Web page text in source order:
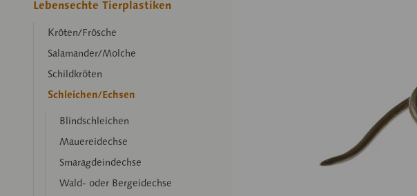
Lebensechte Tierplastiken
Kröten/Frösche
Salamander/Molche
Schildkröten
Schleichen/Echsen
Blindschleichen
Mauereidechse
Smaragdeindechse
Wald- oder Bergeidechse